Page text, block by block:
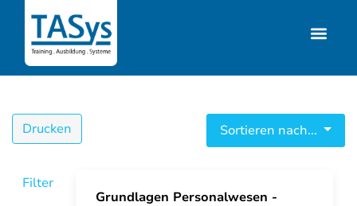
Drucken Sortieren nach...
Filter
Grundlagen Personalwesen -